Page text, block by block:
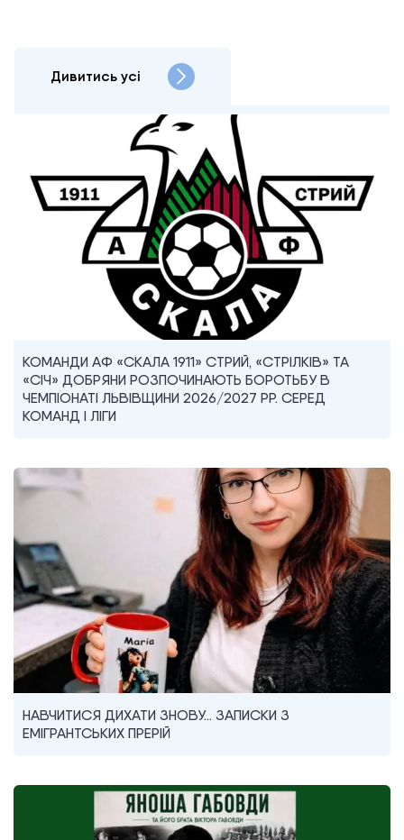
Дивитись усі
КОМАНДИ АФ «СКАЛА 1911» СТРИЙ, «СТРІЛКІВ» ТА
«СІЧ» ДОБРЯНИ РОЗПОЧИНАЮТЬ БОРОТЬБУ В
ЧЕМПІОНАТІ ЛЬВІВЩИНИ 2026/2027 РР. СЕРЕД
КОМАНД I ЛІГИ
НАВЧИТИСЯ ДИХАТИ ЗНОВУ… ЗАПИСКИ З
ЕМІГРАНТСЬКИХ ПРЕРІЙ